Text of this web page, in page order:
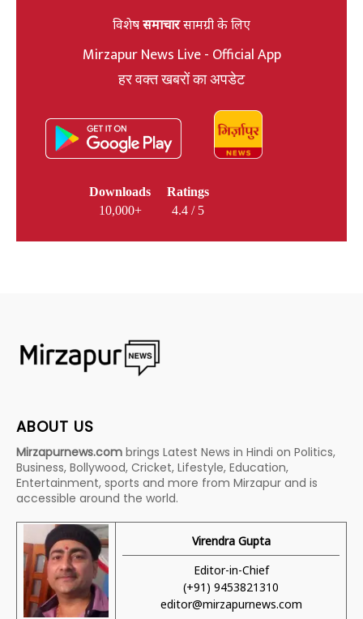
विशेषसमाचारसामग्री के लिए
Mirzapur News Live - Official App
हर वक्त खबरों का अपडेट
Downloads
10,000+
Ratings
4.4 / 5
ABOUT US
Mirzapurnews.com brings Latest News in Hindi on Politics,
Business, Bollywood, Cricket, Lifestyle, Education,
Entertainment, sports and more from Mirzapur and is
accessible around the world.
Virendra Gupta
Editor-in-Chief
(+91) 9453821310
editor@mirzapurnews.com